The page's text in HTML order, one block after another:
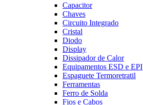
Capacitor
Chaves
Circuito Integrado
Cristal
Diodo
Display
Dissipador de Calor
Equipamentos ESD e EPI
Espaguete Termoretratil
Ferramentas
Ferro de Solda
Fios e Cabos